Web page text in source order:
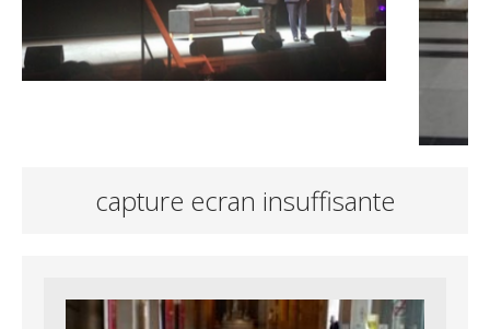
capture ecran insuffisante